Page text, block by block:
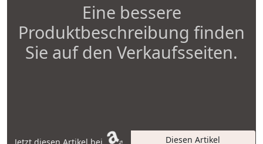
Eine bessere
Produktbeschreibung finden
Sie auf den Verkaufsseiten.
Diesen Artikel